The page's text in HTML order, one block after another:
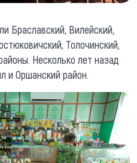
Браславский, Вилейский,
Толочинский,
Несколько лет назад
и Оршанский район.